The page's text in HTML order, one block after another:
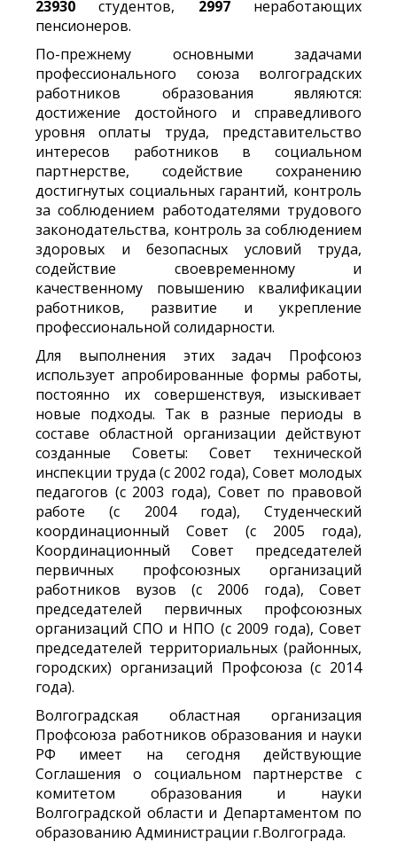
23930студентов, 2997неработающих
пенсионеров.
По-прежнему основными задачами
профессионального союза волгоградских
работников образования являются:
достижение достойного и справедливого
уровня оплаты труда, представительство
интересов работников в социальном
партнерстве, содействие сохранению
достигнутых социальных гарантий, контроль
за соблюдением работодателями трудового
законодательства, контроль за соблюдением
здоровых и безопасных условий труда,
содействие своевременному и
качественному повышению квалификации
работников, развитие и укрепление
профессиональной солидарности.
Для выполнения этих задач Профсоюз
использует апробированные формы работы,
постоянно их совершенствуя, изыскивает
новые подходы. Так в разные периоды в
составе областной организации действуют
созданные Советы: Совет технической
инспекции труда (с 2002 года), Совет молодых
педагогов (с 2003 года), Совет по правовой
работе (с 2004 года), Студенческий
координационный Совет (с 2005 года),
Координационный Совет председателей
первичных профсоюзных организаций
работников вузов (с 2006 года), Совет
председателей первичных профсоюзных
организаций СПО и НПО (с 2009 года), Совет
председателей территориальных (районных,
городских) организаций Профсоюза (с 2014
года).
Волгоградская областная организация
Профсоюза работников образования и науки
РФ имеет на сегодня действующие
Соглашения о социальном партнерстве с
комитетом образования и науки
Волгоградской области и Департаментом по
образованию Администрации г.Волгограда.